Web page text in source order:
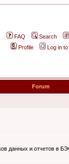
FAQ
Search
Profile
Log in
Forum
данных и отчетов в